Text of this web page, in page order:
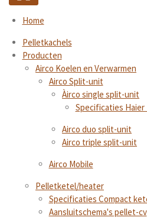
Home
Pelletkachels
Producten
Airco Koelen en Verwarmen
Airco Split-unit
Àirco single split-unit
Specificaties Haier
Airco duo split-unit
Airco triple split-unit
Airco Mobile
Pelletketel/heater
Specificaties Compact
Aansluitschema's pellet-cv